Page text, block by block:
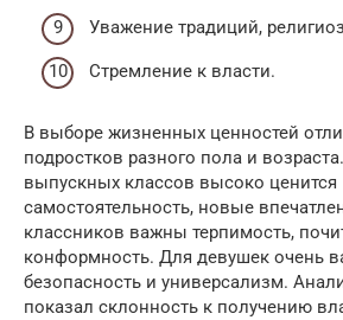
Уважение традиций,
Стремление к власти.
В выборе жизненных ценностей
подростков разного пола и
выпускных классов высоко ценится
самостоятельность, новые
классников важны терпимость,
конформность. Для девушек очень
безопасность и универсализм.
показал склонность к получению